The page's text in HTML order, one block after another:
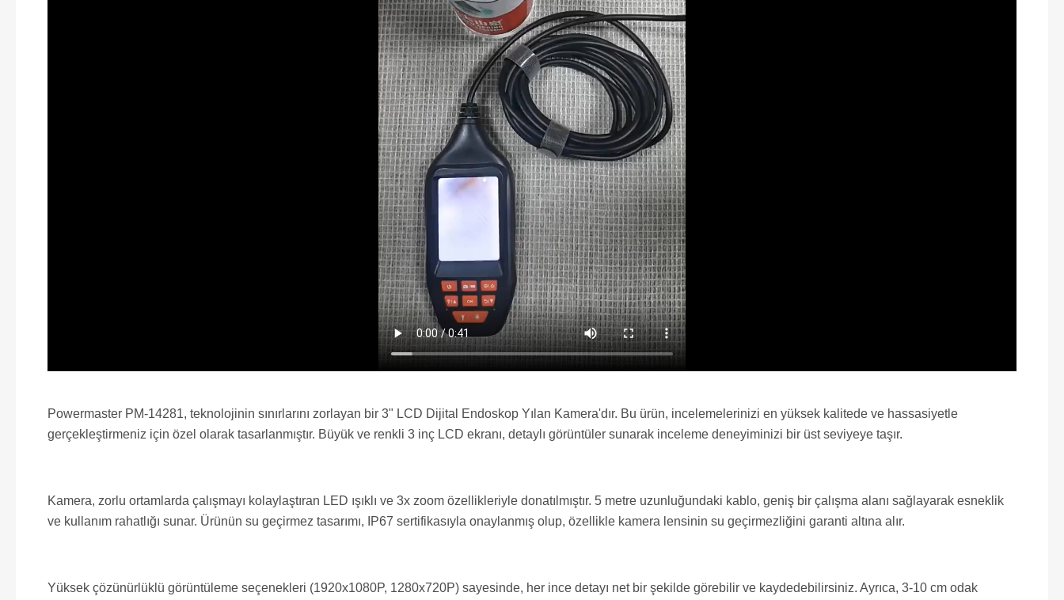
Powermaster PM-14281, teknolojinin sınırlarını zorlayan bir 3" LCD Dijital Endoskop Yılan Kamera'dır. Bu ürün, incelemelerinizi en yüksek kalitede ve hassasiyetle
gerçekleştirmeniz için özel olarak tasarlanmıştır. Büyük ve renkli 3 inç LCD ekranı, detaylı görüntüler sunarak inceleme deneyiminizi bir üst seviyeye taşır.
Kamera, zorlu ortamlarda çalışmayı kolaylaştıran LED ışıklı ve 3x zoom özellikleriyle donatılmıştır. 5 metre uzunluğundaki kablo, geniş bir çalışma alanı sağlayarak esneklik
ve kullanım rahatlığı sunar. Ürünün su geçirmez tasarımı, IP67 sertifikasıyla onaylanmış olup, özellikle kamera lensinin su geçirmezliğini garanti altına alır.
Yüksek çözünürlüklü görüntüleme seçenekleri (1920x1080P, 1280x720P) sayesinde, her ince detayı net bir şekilde görebilir ve kaydedebilirsiniz. Ayrıca, 3-10 cm odak